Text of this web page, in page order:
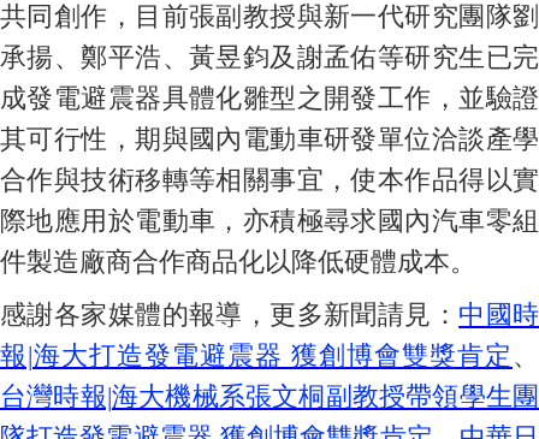
共同創作，目前張副教授與新一代研究團隊劉
承揚、鄭平浩、黃昱鈞及謝孟佑等研究生已完
成發電避震器具體化雛型之開發工作，並驗證
其可行性，期與國內電動車研發單位洽談產學
合作與技術移轉等相關事宜，使本作品得以實
際地應用於電動車，亦積極尋求國內汽車零組
件製造廠商合作商品化以降低硬體成本。
感謝各家媒體的報導，更多新聞請見： 中國時
報|海大打造發電避震器 獲創博會雙獎肯定 、
台灣時報|海大機械系張文桐副教授帶領學生團